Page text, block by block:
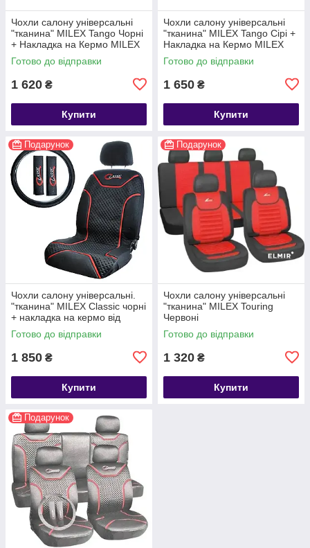
Чохли салону універсальні
"тканина" MILEX Tango Чорні
+ Накладка на Кермо MILEX
Готово до відправки
1 620 ₴
Купити
Чохли салону універсальні
"тканина" MILEX Tango Сірі +
Накладка на Кермо MILEX
Готово до відправки
1 650 ₴
Купити
Подарунок
Чохли салону універсальні.
"тканина" MILEX Classic чорні
+ накладка на кермо від
MILEX
Готово до відправки
1 850 ₴
Купити
Подарунок
Чохли салону універсальні
"тканина" MILEX Touring
Червоні
Готово до відправки
1 320 ₴
Купити
Подарунок